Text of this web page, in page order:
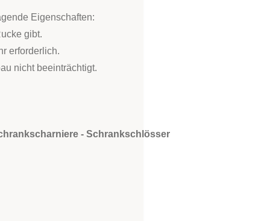
Eigenschaften:
gibt.
erforderlich.
nicht beeinträchtigt.
- Schrankschlösser